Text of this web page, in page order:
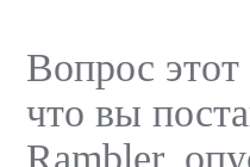
Вопрос
что вы
Rambler,